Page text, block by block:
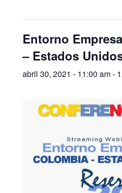
Entorno
– Estados
abril 30, 2021 - 11:00 am-